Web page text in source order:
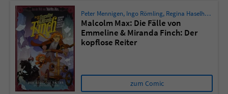
Peter Mennigen, Ingo Römling, Regina Haselhorst
Malcolm Max: Die Fälle von
Emmeline & Miranda Finch: Der
kopflose Reiter
zum Comic